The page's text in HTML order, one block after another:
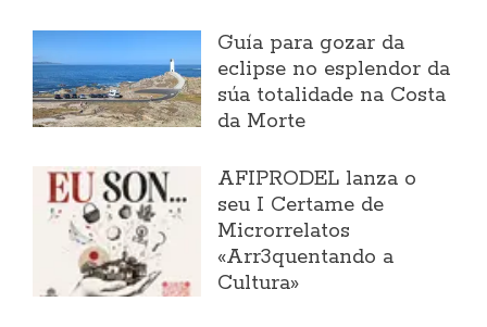
Guía para gozar da
eclipse no esplendor da
súa totalidade na Costa
da Morte
AFIPRODEL lanza o
seu I Certame de
Microrrelatos
«Arr3quentando a
Cultura»